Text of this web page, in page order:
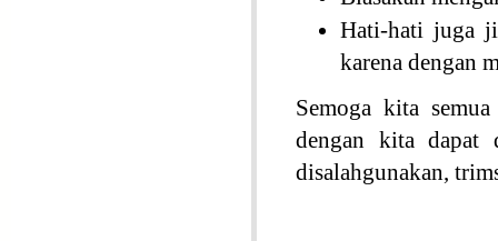
Hati-hati juga
karena dengan
Semoga kita
dengan kita dapat
disalahgunakan,